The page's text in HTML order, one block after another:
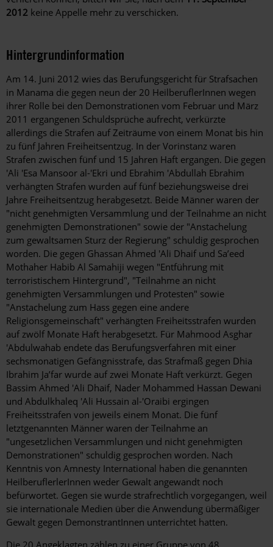
2012 keine Appelle mehr zu verschicken.
Hintergrundinformation
Hintergrund
Am 14. Juni 2012 wies das Berufungsgericht für Strafsachen
in Manama die gegen neun der 20 HeilberuflerInnen wegen
ihrer Rolle bei den Demonstrationen vom Februar und März
2011 ergangenen Schuldsprüche aufrecht, verkürzte
allerdings die Strafen auf Zeiträume von einem Monat bis hin
zu fünf Jahren Freiheitsentzug. In der Vorinstanz waren
Strafen zwischen fünf und 15 Jahren Haft ergangen. Die gegen
'Ali 'Esa Mansoor al-'Ekri und Ebrahim 'Abdullah Ebrahim
verhängten Strafen wurden auf fünf beziehungsweise drei
Jahre Freiheitsentzug herabgesetzt. Beide Männer waren der
"nicht genehmigten Versammlung und der Teilnahme an nicht
genehmigten Demonstrationen" sowie der "Anstachelung
zum gewaltsamen Sturz der Regierung" schuldig gesprochen
worden. Die gegen Ghassan Ahmed 'Ali Dhaif und Sa’eed
Mothaher Habib Al Samahiji wegen "Entführung mit
terroristischem Hintergrund", "Teilnahme an nicht
genehmigten Versammlungen und Protesten" sowie
"Anstachelung zum Hass gegen eine andere
Religionsgemeinschaft" verhängten Freiheitsstrafen wurden
auf zwölf Monate Haft herabgesetzt. Für Mahmood Asghar
'Abdulwahab endete das Berufungsverfahren mit einer
sechsmonatigen Gefängnisstrafe, das Strafmaß gegen Dhia
Ibrahim Ja’far wurde auf zwei Monate Haft verkürzt. Gegen
Bassim Ahmed 'Ali Dhaif, Nader Mohammed Hassan Dewani
und Abdulkhaleq 'Ali Hussain al-'Oraibi ergingen
Freiheitsstrafen von jeweils einem Monat. Die fünf
letztgenannten Männer waren der Teilnahme an
"ungesetzlichen Versammlungen und nicht genehmigten
Demonstrationen" schuldig gesprochen worden. Nach
Kenntnis von Amnesty International haben die genannten
HeilberuflerlerInnen weder Gewalt angewandt noch
befürwortet. Gegen sie wurde strafrechtlich vorgegangen, weil
sie internationale Medien über die Anwendung übermäßiger
Gewalt gegen DemonstrantInnen unterrichtet hatten.
Die 20 Angeklagten zählen zu einer Gruppe von 48